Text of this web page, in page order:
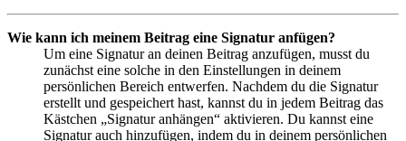
Wie kann ich meinem Beitrag eine Signatur anfügen?
Um eine Signatur an deinen Beitrag anzufügen, musst du
zunächst eine solche in den Einstellungen in deinem
persönlichen Bereich entwerfen. Nachdem du die Signatur
erstellt und gespeichert hast, kannst du in jedem Beitrag das
Kästchen „Signatur anhängen“ aktivieren. Du kannst eine
Signatur auch hinzufügen, indem du in deinem persönlichen